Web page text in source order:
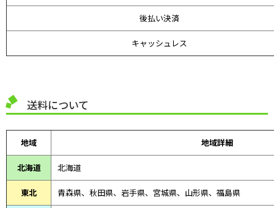
後払い決済
キャッシュレス
送料について
地域 地域詳細
北海道 北海道
東北 青森県、 秋田県、 岩手県、宮城県、山形県、福島県